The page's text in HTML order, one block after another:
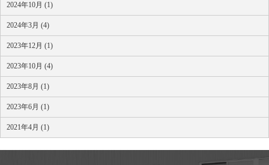
2024年10月 (1)
2024年3月 (4)
2023年12月 (1)
2023年10月 (4)
2023年8月 (1)
2023年6月 (1)
2021年4月 (1)